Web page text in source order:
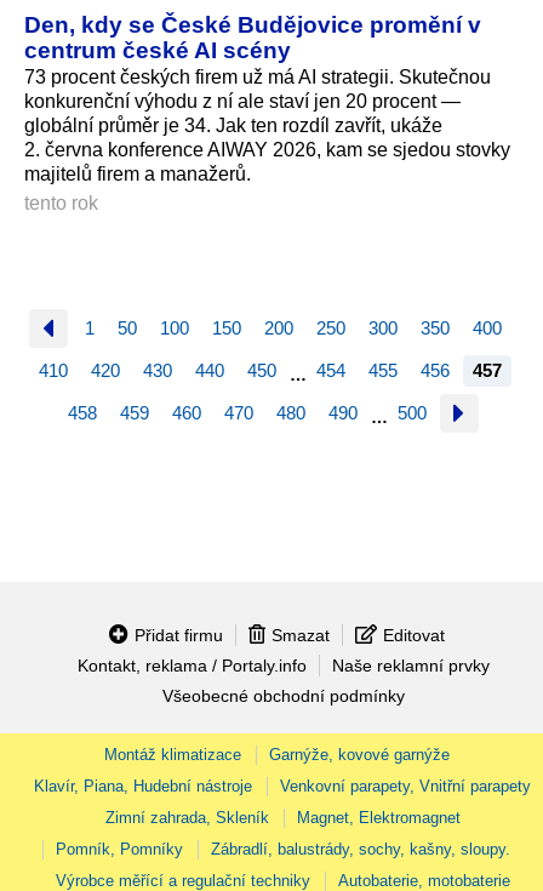
Den, kdy se České Budějovice promění v
centrum české AI scény
73 procent českých firem už má AI strategii. Skutečnou
konkurenční výhodu z ní ale staví jen 20 procent —
globální průměr je 34. Jak ten rozdíl zavřít, ukáže
2. června konference AIWAY 2026, kam se sjedou stovky
majitelů firem a manažerů.
tento rok
1 50 100 150 200 250 300 350 400
410 420 430 440 450 … 454 455 456 457
458 459 460 470 480 490 … 500
Přidat firmu Smazat
Editovat
Kontakt, reklama / Portaly.info
Naše reklamní prvky
Všeobecné obchodní podmínky
Montáž klimatizace
Garnýže, kovové garnýže
Klavír, Piana, Hudební nástroje
Venkovní parapety, Vnitřní parapety
Zimní zahrada, Skleník
Magnet, Elektromagnet
Pomník, Pomníky
Zábradlí, balustrády, sochy, kašny, sloupy.
Výrobce měřící a regulační techniky
Autobaterie, motobaterie